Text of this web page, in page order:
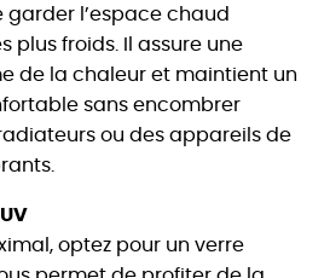
garder l’espace chaud
plus froids. Il assure une
de la chaleur et maintient un
sans encombrer
ou des appareils de
optez pour un verre